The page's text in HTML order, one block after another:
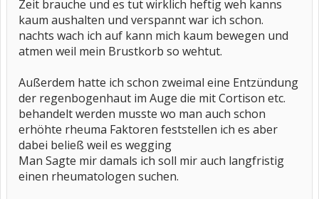
Zeit brauche und es tut wirklich heftig weh kanns
kaum aushalten und verspannt war ich schon.
nachts wach ich auf kann mich kaum bewegen und
atmen weil mein Brustkorb so wehtut.
Außerdem hatte ich schon zweimal eine Entzündung
der regenbogenhaut im Auge die mit Cortison etc.
behandelt werden musste wo man auch schon
erhöhte rheuma Faktoren feststellen ich es aber
dabei beließ weil es wegging
Man Sagte mir damals ich soll mir auch langfristig
einen rheumatologen suchen.